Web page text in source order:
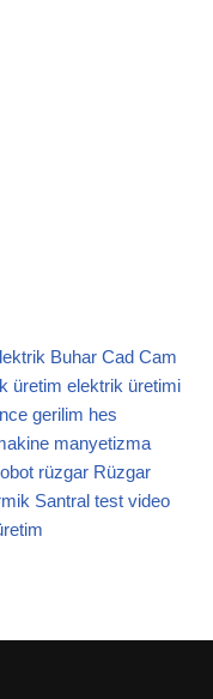
Buhar Cad Cam
üretim elektrik üretimi
gerilim hes
manyetizma
rüzgar Rüzgar
Santral test video